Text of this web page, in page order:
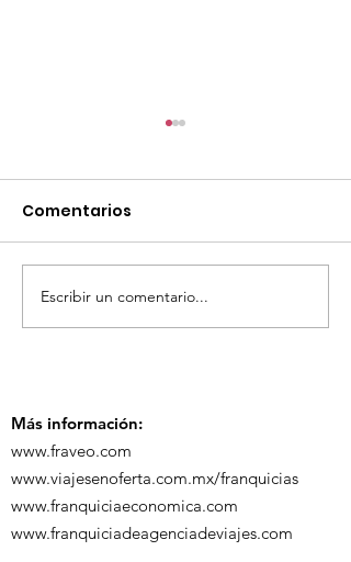
TourTravelynByFraveo
participó en la
Comentarios
Escribir un comentario...
Más información:
www.fraveo.com
www.viajesenoferta.com.mx/franquicias
www.franquiciaeconomica.com
www.franquiciadeagenciadeviajes.com